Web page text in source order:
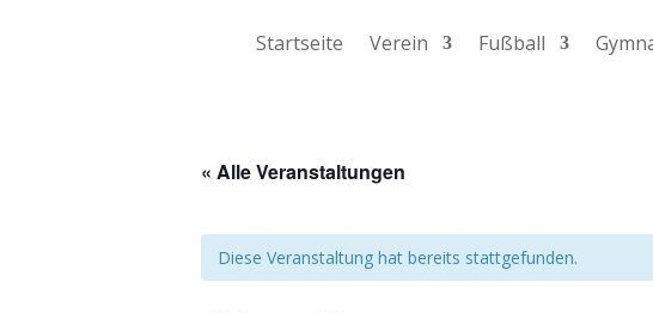
Startseite Verein Fußball
« Alle Veranstaltungen
Diese Veranstaltung hat bereits stattgefunden.